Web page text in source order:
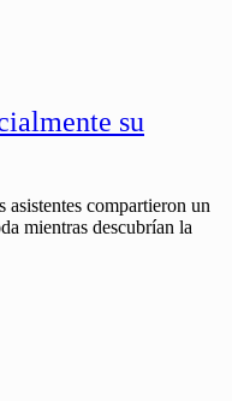
su
compartieron un
mientras descubrían la